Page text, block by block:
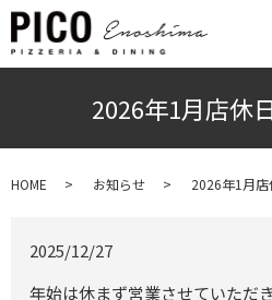
2026年1月店休
HOME お知らせ 2026年1月
2025/12/27
年始は休まず営業させていただ